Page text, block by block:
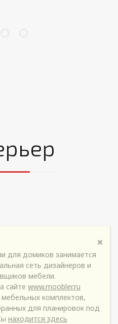
для домиков занимается
сеть дизайнеров и
мебели.
сайте www.moobler.ru
мебельных комплектов,
для планировок под
находится здесь